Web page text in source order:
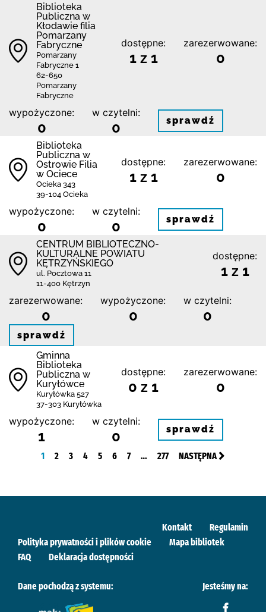
Biblioteka
Publiczna w
Kłodawie filia
Pomarzany
Fabryczne
Pomarzany
Fabryczne 1
62-650
Pomarzany
Fabryczne
dostępne:
1 z 1
zarezerwowane:
0
wypożyczone:
0
w czytelni:
0 sprawdź
Biblioteka
Publiczna w
Ostrowie Filia
w Ociece
Ocieka 343
39-104 Ocieka
dostępne:
1 z 1
zarezerwowane:
0
wypożyczone:
0
w czytelni:
0 sprawdź
CENTRUM BIBLIOTECZNO-
KULTURALNE POWIATU
KĘTRZYŃSKIEGO
ul. Pocztowa 11
11-400 Kętrzyn
dostępne:
1 z 1
zarezerwowane:
0
wypożyczone:
0
w czytelni:
0
sprawdź
Gminna
Biblioteka
Publiczna w
Kuryłówce
Kuryłówka 527
37-303 Kuryłówka
dostępne:
0 z 1
zarezerwowane:
0
wypożyczone:
1
w czytelni:
0 sprawdź
1 2 3 4 5 6 7 … 277 NASTĘPNA
Kontakt
Regulamin
Polityka prywatności i plików cookie
Mapa bibliotek
FAQ
Deklaracja dostępności
Dane pochodzą z systemu: Jesteśmy na: